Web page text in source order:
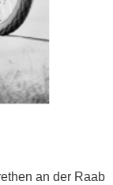
an der Raab